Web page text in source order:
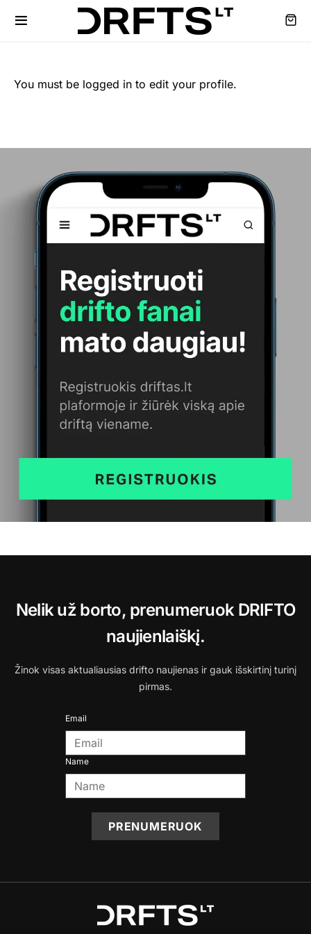
You must be logged in to edit your profile.
Nelik už borto, prenumeruok DRIFTO
naujienlaiškį.
Žinok visas aktualiausias drifto naujienas ir gauk išskirtinį turinį
pirmas.
Email
Name
PRENUMERUOK